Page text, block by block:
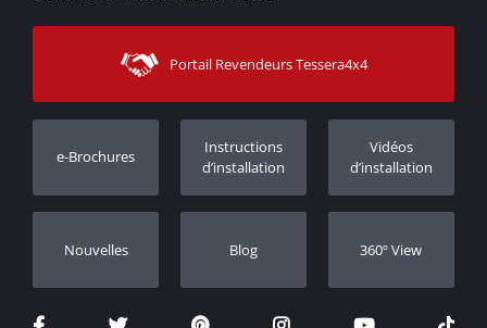
Sitemap
Moyens d’expédition
Contacter
Assistance aux clients
Suivi des commandes
Concessionnaires
Portail Revendeurs Tessera4x4
e-Brochures
Instructions
d’installation
Vidéos
d’installation
Nouvelles Blog 360º View